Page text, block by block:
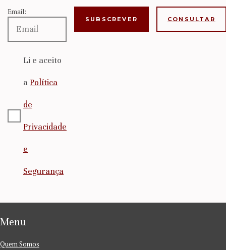
Email:
Li e aceito
a Política
de
Privacidade
e
Segurança
CONSULTAR
Menu
Quem Somos